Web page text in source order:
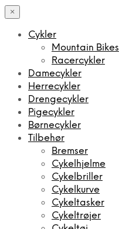
×
Cykler
Mountain Bikes
Racercykler
Damecykler
Herrecykler
Drengecykler
Pigecykler
Børnecykler
Tilbehør
Bremser
Cykelhjelme
Cykelbriller
Cykelkurve
Cykeltasker
Cykeltrøjer